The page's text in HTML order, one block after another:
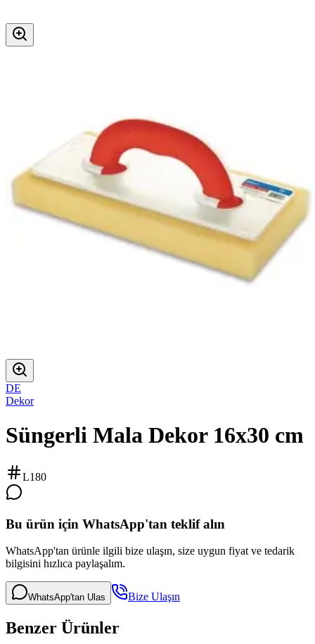
DE
Dekor
Süngerli Mala Dekor 16x30 cm
L180
Bu ürün için WhatsApp'tan teklif alın
WhatsApp'tan ürünle ilgili bize ulaşın, size uygun fiyat ve tedarik
bilgisini hızlıca paylaşalım.
WhatsApp'tan Ulas Bize Ulaşın
Benzer Ürünler